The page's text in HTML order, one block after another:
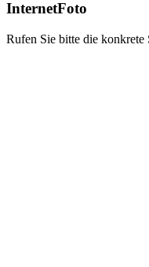
InternetFoto
Rufen Sie bitte die konkrete